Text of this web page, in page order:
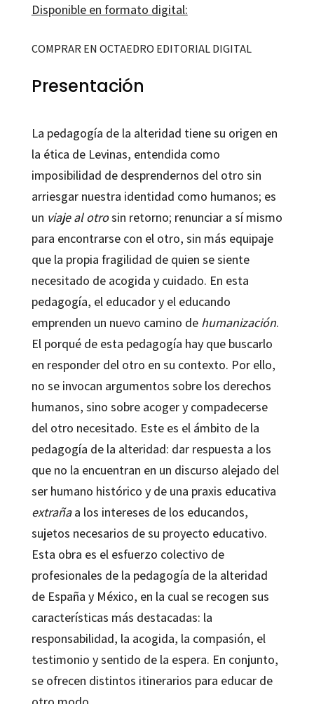
Disponible en formato digital:
COMPRAR EN OCTAEDRO EDITORIAL DIGITAL
Presentación
La pedagogía de la alteridad tiene su origen en
la ética de Levinas, entendida como
imposibilidad de desprendernos del otro sin
arriesgar nuestra identidad como humanos; es
un viaje al otrosin retorno; renunciar a sí mismo
para encontrarse con el otro, sin más equipaje
que la propia fragilidad de quien se siente
necesitado de acogida y cuidado. En esta
pedagogía, el educador y el educando
emprenden un nuevo camino de humanización.
El porqué de esta pedagogía hay que buscarlo
en responder del otro en su contexto. Por ello,
no se invocan argumentos sobre los derechos
humanos, sino sobre acoger y compadecerse
del otro necesitado. Este es el ámbito de la
pedagogía de la alteridad: dar respuesta a los
que no la encuentran en un discurso alejado del
ser humano histórico y de una praxis educativa
extrañaa los intereses de los educandos,
sujetos necesarios de su proyecto educativo.
Esta obra es el esfuerzo colectivo de
profesionales de la pedagogía de la alteridad
de España y México, en la cual se recogen sus
características más destacadas: la
responsabilidad, la acogida, la compasión, el
testimonio y sentido de la espera. En conjunto,
se ofrecen distintos itinerarios para educar de